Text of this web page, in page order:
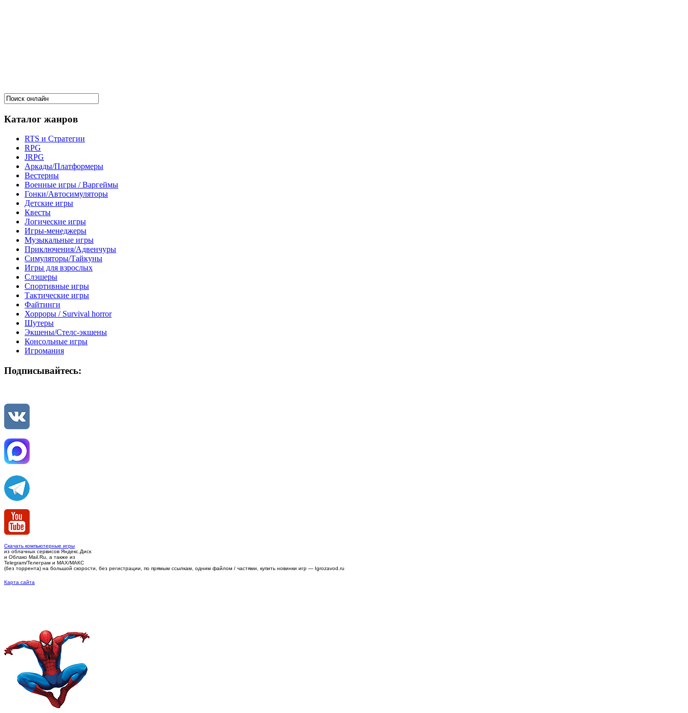
Каталог жанров
RTS и Стратегии
RPG
JRPG
Аркады/Платформеры
Вестерны
Военные игры / Варгеймы
Гонки/Автосимуляторы
Детские игры
Квесты
Логические игры
Игры-менеджеры
Музыкальные игры
Приключения/Адвенчуры
Симуляторы/Тайкуны
Игры для взрослых
Слэшеры
Спортивные игры
Тактические игры
Файтинги
Хорроры / Survival horror
Шутеры
Экшены/Стелс-экшены
Консольные игры
Игромания
Подписывайтесь:
Скачать компьютерные игры
из облачных сервисов Яндекс.Диск
и Облако Mail.Ru, а также из
Telegram/Телеграм и MAX/МАКС
(без торрента) на большой скорости, без регистрации, по прямым ссылкам, одним файлом / частями, купить новинки игр — Igrozavod.ru
Карта сайта